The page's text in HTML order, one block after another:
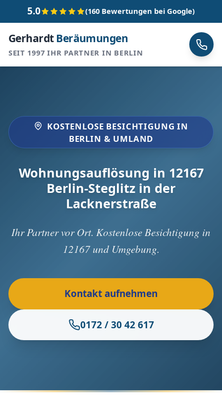
5.0 (160 Bewertungen bei Google)
GerhardtBeräumungen
SEIT 1997 IHR PARTNER IN BERLIN
KOSTENLOSE BESICHTIGUNG IN
BERLIN & UMLAND
Wohnungsauflösung in 12167
Berlin-Steglitz in der
Lacknerstraße
Ihr Partner vor Ort. Kostenlose Besichtigung in
12167 und Umgebung.
Kontakt aufnehmen
0172 / 30 42 617